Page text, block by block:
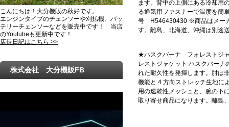
ます。背中の上側にある冷却用
る通気用ファスナーで温度を簡
号 H546430430 ※商品はメー
す。離島、北海道、沖縄は別途
★ハスクバーナ フォレストジ
レストジャケット ハスクバー
れた耐久性を発揮します。肘は
機能と 4 方向ストレッチ生地に
用の速乾性メッシュと、腕の
取り寄せ商品になります。離島
こんにちは！大分機販の秋好です。
エンジンタイプのチェンソーや刈払機、バッ
テリーチェンソーなどを販売中です！ 当店
のYoutubeも更新中です！
店長日記はこちら >>
株式会社 大分機販FB